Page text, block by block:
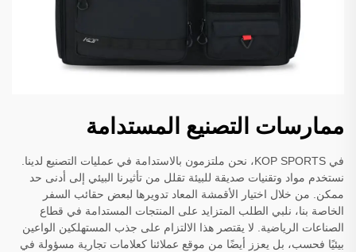
ممارسات التصنيع المستدامة
في KOP SPORTS، نحن ملتزمون بالاستدامة في عمليات التصنيع لدينا.
نستخدم مواد وتقنيات صديقة للبيئة تقلل من تأثيرنا البيئي إلى أدنى حد
ممكن. من خلال اختيار الأقمشة المعاد تدويرها لبعض حقائب السفر
الخاصة بنا، نلبي الطلب المتزايد على المنتجات المستدامة في قطاع
الصناعات الرياضية. لا يقتصر هذا الالتزام على جذب المستهلكين الواعين
بيئيًا فحسب، بل يعزز أيضًا من موقع عملائنا كعلامات تجارية مسؤولة في